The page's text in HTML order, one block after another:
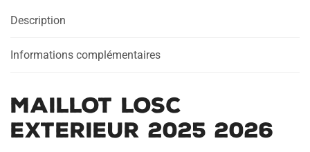
Description
Informations complémentaires
Maillot LOSC
Exterieur 2025 2026